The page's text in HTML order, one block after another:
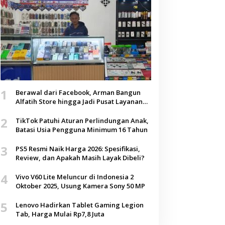
1
Berawal dari Facebook, Arman Bangun
Alfatih Store hingga Jadi Pusat Layanan
2
TikTok Patuhi Aturan Perlindungan Anak,
Batasi Usia Pengguna Minimum 16 Tahun
3
PS5 Resmi Naik Harga 2026: Spesifikasi,
Review, dan Apakah Masih Layak Dibeli?
4
Vivo V60 Lite Meluncur di Indonesia 2
Oktober 2025, Usung Kamera Sony 50 MP
5
Lenovo Hadirkan Tablet Gaming Legion
Tab, Harga Mulai Rp7,8 Juta